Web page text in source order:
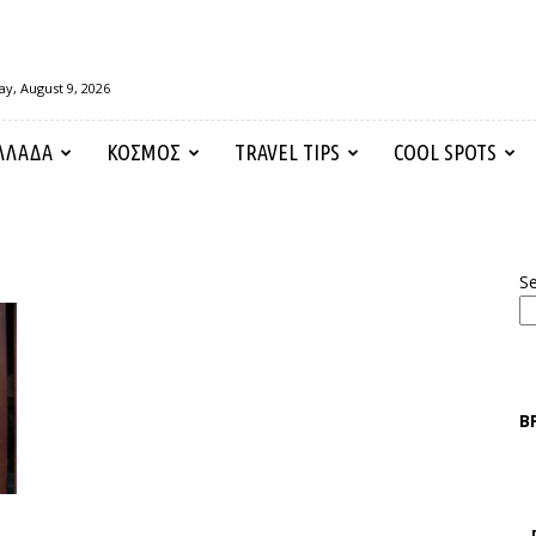
August 9, 2026
ΚΟΣΜΟΣ TRAVEL TIPS COOL SPOTS